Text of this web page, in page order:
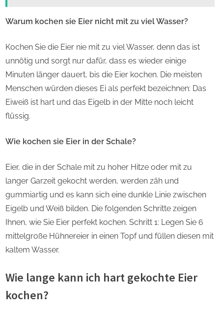
Warum kochen sie Eier nicht mit zu viel Wasser?
Kochen Sie die Eier nie mit zu viel Wasser, denn das ist
unnötig und sorgt nur dafür, dass es wieder einige
Minuten länger dauert, bis die Eier kochen. Die meisten
Menschen würden dieses Ei als perfekt bezeichnen: Das
Eiweiß ist hart und das Eigelb in der Mitte noch leicht
flüssig.
Wie kochen sie Eier in der Schale?
Eier, die in der Schale mit zu hoher Hitze oder mit zu
langer Garzeit gekocht werden, werden zäh und
gummiartig und es kann sich eine dunkle Linie zwischen
Eigelb und Weiß bilden. Die folgenden Schritte zeigen
Ihnen, wie Sie Eier perfekt kochen. Schritt 1: Legen Sie 6
mittelgroße Hühnereier in einen Topf und füllen diesen mit
kaltem Wasser.
Wie lange kann ich hart gekochte Eier
kochen?